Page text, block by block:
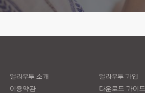
얼라우투 소개
이용약관
얼라우투 가입
다운로드 가이드